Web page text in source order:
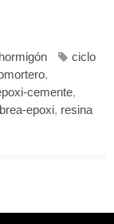
hormigón
ciclo
,
cemente,
epoxi, resina